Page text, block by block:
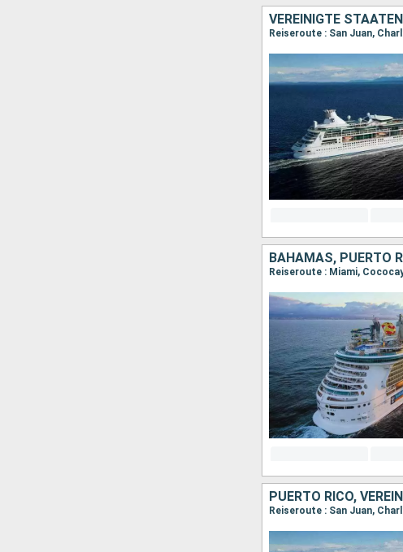
VEREINIGTE
Reiseroute : San Juan,
BAHAMAS, PUERTO
Reiseroute : Miami,
Reiseroute : San Juan,